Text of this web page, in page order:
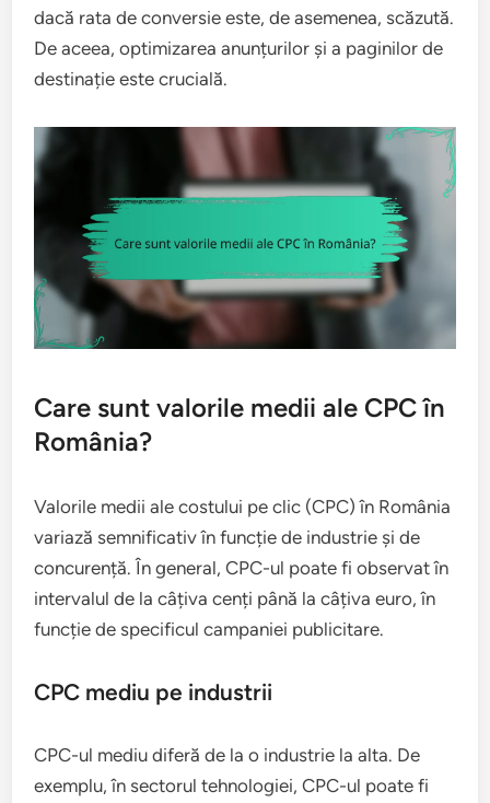
dacă rata de conversie este, de asemenea, scăzută.
De aceea, optimizarea anunțurilor și a paginilor de
destinație este crucială.
Care sunt valorile medii ale CPC în
România?
Valorile medii ale costului pe clic (CPC) în România
variază semnificativ în funcție de industrie și de
concurență. În general, CPC-ul poate fi observat în
intervalul de la câțiva cenți până la câțiva euro, în
funcție de specificul campaniei publicitare.
CPC mediu pe industrii
CPC-ul mediu diferă de la o industrie la alta. De
exemplu, în sectorul tehnologiei, CPC-ul poate fi